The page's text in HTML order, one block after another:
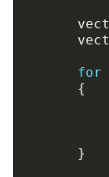
for
{
}